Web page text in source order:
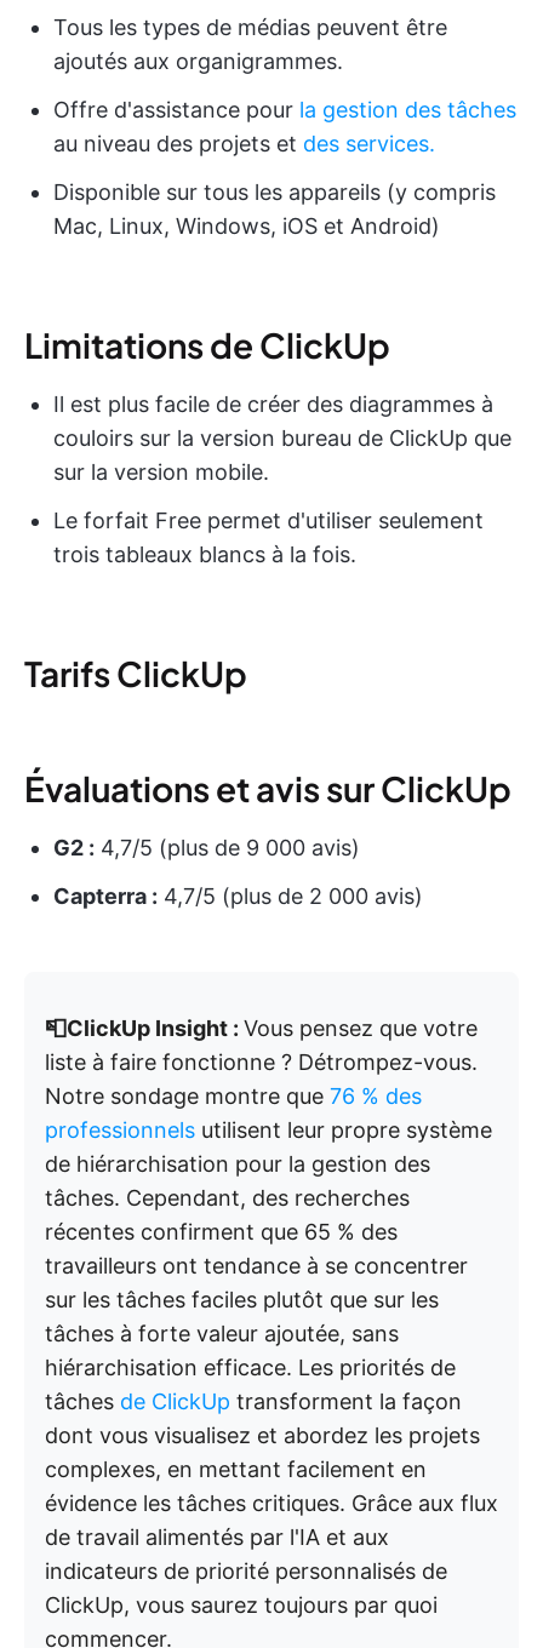
Tous les types de médias peuvent être
ajoutés aux organigrammes.
Offre d'assistance pour la gestion des tâches
au niveau des projets et des services.
Disponible sur tous les appareils (y compris
Mac, Linux, Windows, iOS et Android)
Limitations de ClickUp
Il est plus facile de créer des diagrammes à
couloirs sur la version bureau de ClickUp que
sur la version mobile.
Le forfait Free permet d'utiliser seulement
trois tableaux blancs à la fois.
Tarifs ClickUp
Évaluations et avis sur ClickUp
G2 : 4,7/5 (plus de 9 000 avis)
Capterra : 4,7/5 (plus de 2 000 avis)
📮ClickUp Insight : Vous pensez que votre
liste à faire fonctionne ? Détrompez-vous.
Notre sondage montre que 76 % des
professionnels utilisent leur propre système
de hiérarchisation pour la gestion des
tâches. Cependant, des recherches
récentes confirment que 65 % des
travailleurs ont tendance à se concentrer
sur les tâches faciles plutôt que sur les
tâches à forte valeur ajoutée, sans
hiérarchisation efficace. Les priorités de
tâches de ClickUp transforment la façon
dont vous visualisez et abordez les projets
complexes, en mettant facilement en
évidence les tâches critiques. Grâce aux flux
de travail alimentés par l'IA et aux
indicateurs de priorité personnalisés de
ClickUp, vous saurez toujours par quoi
commencer.